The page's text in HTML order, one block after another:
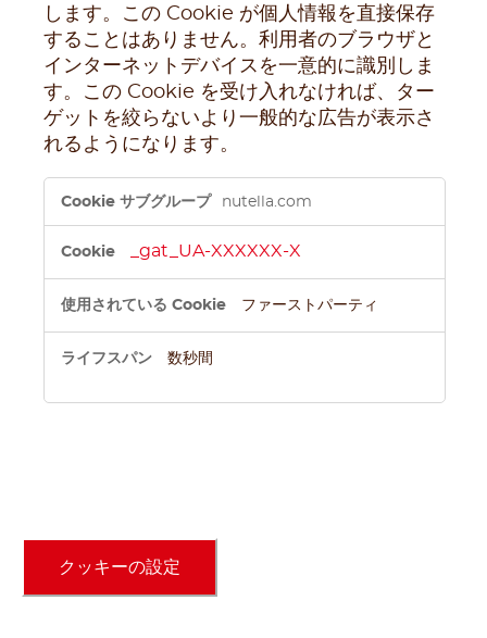
します。この Cookie が個人情報を直接保存
することはありません。利用者のブラウザと
インターネットデバイスを一意的に識別しま
す。この Cookie を受け入れなければ、ター
ゲットを絞らないより一般的な広告が表示さ
れるようになります。
ッ
ト
型
nutella.com
_gat_UA-XXXXXX-X
ファーストパーティ
数秒間
クッキーの設定